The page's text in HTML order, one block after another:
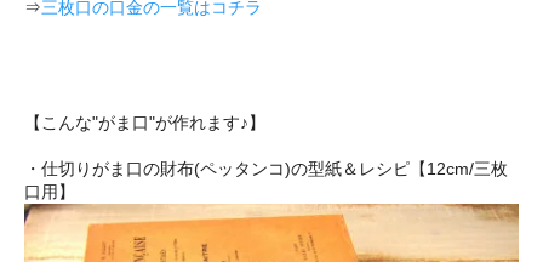
⇒三枚口の口金の一覧はコチラ
【こんな"がま口"が作れます♪】
・仕切りがま口の財布(ペッタンコ)の型紙＆レシピ【12cm/三枚
口用】